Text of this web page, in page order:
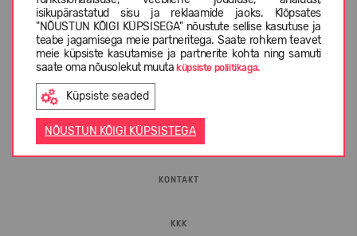
isikupärastatud sisu ja reklaamide jaoks. Klõpsates
"NÕUSTUN KÕIGI KÜPSISEGA" nõustute sellise kasutuse ja
teabe jagamisega meie partneritega. Saate rohkem teavet
meie küpsiste kasutamise ja partnerite kohta ning samuti
saate oma nõusolekut muutaküpsiste poliitikaga.
Küpsiste seaded
NÕUSTUN KÕIGI KÜPSISTEGA
INFORMATSIOON
ETTEVÕTTEST
KONTAKT
KKK